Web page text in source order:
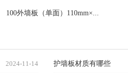
100外墙板（单面）110mm×...
2024-11-14 护墙板材质有哪些